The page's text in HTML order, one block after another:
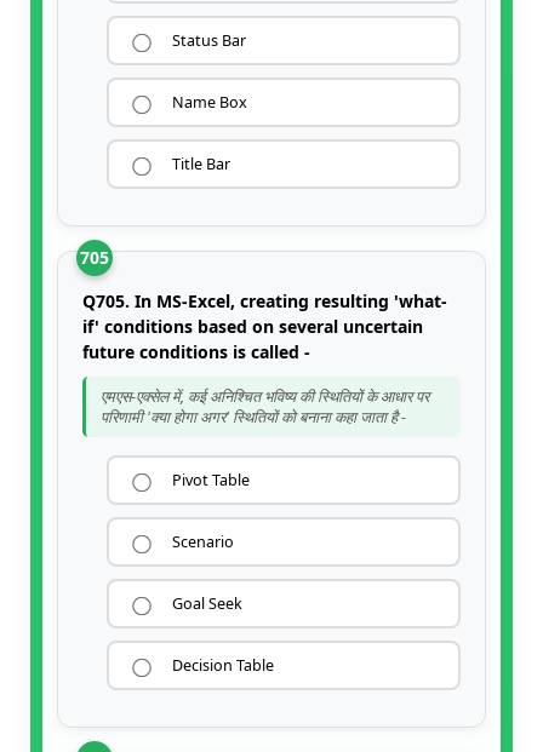
Status Bar
Name Box
Title Bar
705
Q705. In MS-Excel, creating resulting 'what-
if' conditions based on several uncertain
future conditions is called -
एमएस-एक्सेल में, कई अनिश्चित भविष्य की स्थितियों के आधार पर
परिणामी 'क्या होगा अगर' स्थितियों को बनाना कहा जाता है -
Pivot Table
Scenario
Goal Seek
Decision Table